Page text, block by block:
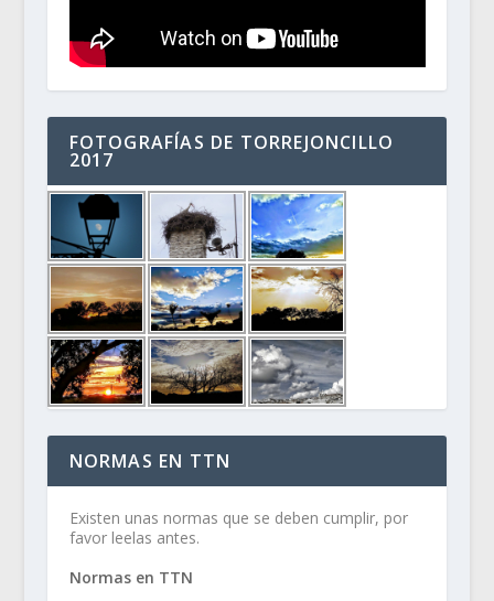
FOTOGRAFÍAS DE TORREJONCILLO
2017
NORMAS EN TTN
Existen unas normas que se deben cumplir, por
favor leelas antes.
Normas en TTN